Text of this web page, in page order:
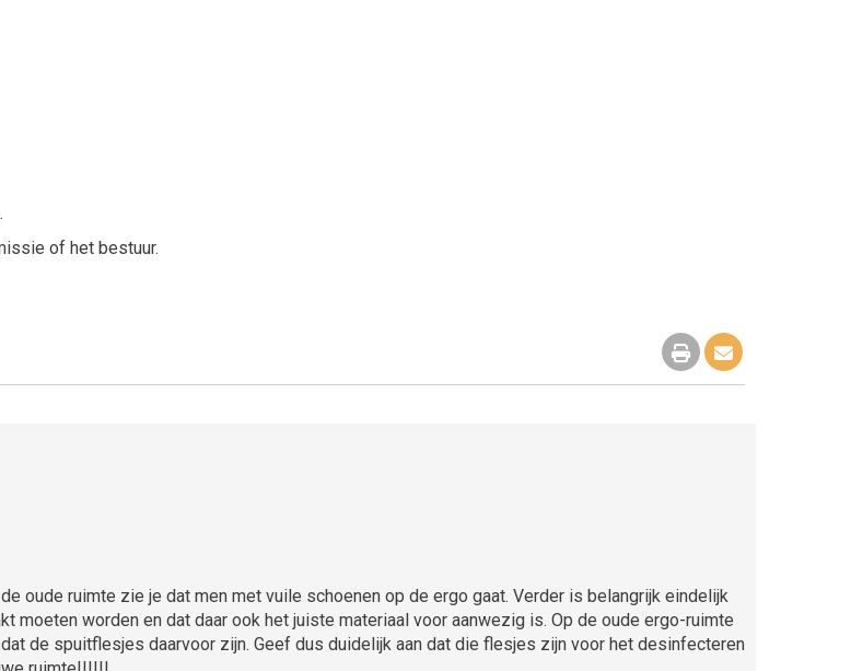
of het bestuur.
oude ruimte zie je dat men met vuile schoenen op de ergo gaat. Verder is belangrijk eindelijk
moeten worden en dat daar ook het juiste materiaal voor aanwezig is. Op de oude ergo-ruimte
de spuitflesjes daarvoor zijn. Geef dus duidelijk aan dat die flesjes zijn voor het desinfecteren